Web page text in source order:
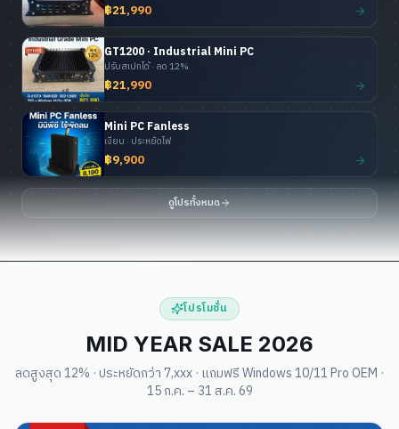
฿21,990
GT1200 · Industrial Mini PC
ปรับสเปกได้ · ลด 12%
฿21,990
Mini PC Fanless
เงียบ · ประหยัดไฟ
฿9,900
ดูโปรทั้งหมด
โปรโมชั่น
MID YEAR SALE 2026
ลดสูงสุด 12% · ประหยัดกว่า 7,xxx · แถมฟรี Windows 10/11 Pro OEM ·
15 ก.ค. – 31 ส.ค. 69